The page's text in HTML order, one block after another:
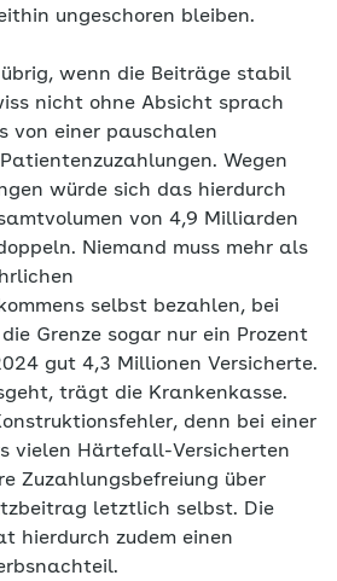
ungeschoren bleiben.
wenn die Beiträge stabil
nicht ohne Absicht sprach
von einer pauschalen
Wegen
würde sich das hierdurch
von 4,9 Milliarden
Niemand muss mehr als
selbst bezahlen, bei
Grenze sogar nur ein Prozent
gut 4,3 Millionen Versicherte.
trägt die Krankenkasse.
denn bei einer
vielen Härtefall-Versicherten
Zuzahlungsbefreiung über
letztlich selbst. Die
hierdurch zudem einen